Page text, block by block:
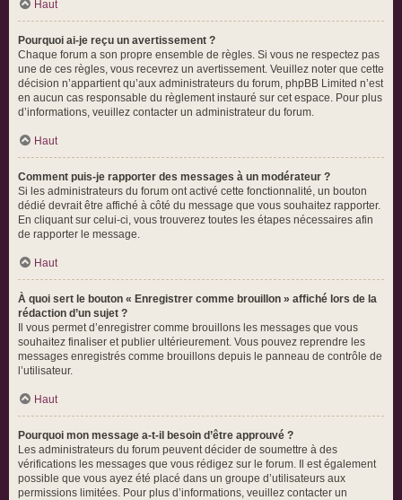
Haut
Pourquoi ai-je reçu un avertissement ?
Chaque forum a son propre ensemble de règles. Si vous ne respectez pas
une de ces règles, vous recevrez un avertissement. Veuillez noter que cette
décision n’appartient qu’aux administrateurs du forum, phpBB Limited n’est
en aucun cas responsable du règlement instauré sur cet espace. Pour plus
d’informations, veuillez contacter un administrateur du forum.
Haut
Comment puis-je rapporter des messages à un modérateur ?
Si les administrateurs du forum ont activé cette fonctionnalité, un bouton
dédié devrait être affiché à côté du message que vous souhaitez rapporter.
En cliquant sur celui-ci, vous trouverez toutes les étapes nécessaires afin
de rapporter le message.
Haut
À quoi sert le bouton « Enregistrer comme brouillon » affiché lors de la
rédaction d’un sujet ?
Il vous permet d’enregistrer comme brouillons les messages que vous
souhaitez finaliser et publier ultérieurement. Vous pouvez reprendre les
messages enregistrés comme brouillons depuis le panneau de contrôle de
l’utilisateur.
Haut
Pourquoi mon message a-t-il besoin d’être approuvé ?
Les administrateurs du forum peuvent décider de soumettre à des
vérifications les messages que vous rédigez sur le forum. Il est également
possible que vous ayez été placé dans un groupe d’utilisateurs aux
permissions limitées. Pour plus d’informations, veuillez contacter un